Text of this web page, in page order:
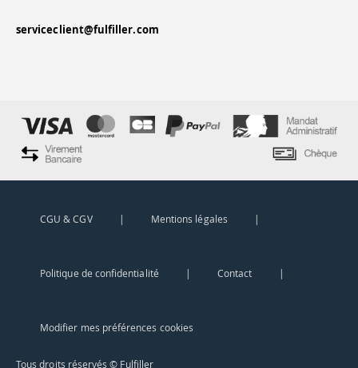
serviceclient@fulfiller.com
CGU & CGV Mentions légales
Politique de confidentialité Contact
Modifier mes préférences cookies
Tous droits réservés © Fulfiller